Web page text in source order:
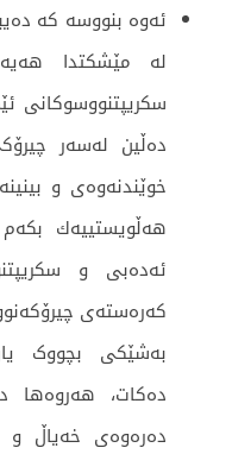
ئه‌وه ‌بنووسە كه‌
لە مێشكتدا
سکریپتنووسوکانی
دەڵین لەسەر
خوێندنەوەی و
هه‌ڵویستییه‌ك
ئه‌ده‌بی و
کەرەستەی
بەشێکی بچووک
دەکات، هەروەها
ده‌ره‌وه‌ی خه‌یاڵ و